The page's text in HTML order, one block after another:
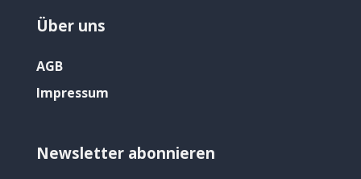
Über uns
AGB
Impressum
Newsletter abonnieren